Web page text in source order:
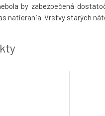
by zabezpečená
natierania. Vrstvy starých